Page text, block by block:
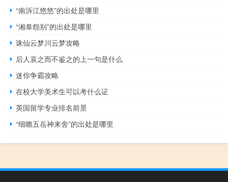
“南泝江悠悠”的出处是哪里
“湘皋怨别”的出处是哪里
诛仙云梦川云梦攻略
后人哀之而不鉴之的上一句是什么
迷你争霸攻略
在校大学美术生可以考什么证
英国留学专业排名前景
“细瞻五岳神来舍”的出处是哪里